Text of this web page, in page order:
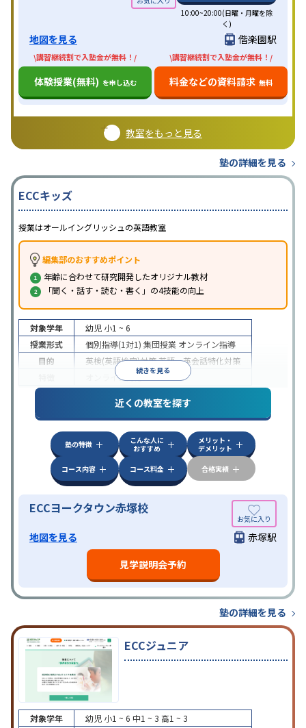
10:00~20:00(日曜・月曜を除
く)
地図を見る 偕楽園駅
\講習継続割で入塾金が無料！/
体験授業(無料) を申し込む
\講習継続割で入塾金が無料！/
料金などの資料請求 無料
教室をもっと見る
塾の詳細を見る
ECCキッズ
授業はオールイングリッシュの英語教室
編集部のおすすめポイント
年齢に合わせて研究開発したオリジナル教材
「聞く・話す・読む・書く」の4技能の向上
続きを見る
対象学年 幼児 小1 ~ 6
授業形式
個別指導(1対1) 集団授業 オンライン指導
目的
英検(英語検定)対策英語・英会話特化対策
オンライン対応
近くの教室を探す
塾の特徴
こんな人に
おすすめ
メリット・
デメリット
コース内容
コース料金 合格実績
ECCヨークタウン赤塚校
地図を見る
赤塚駅
見学説明会予約
塾の詳細を見る
ECCジュニア
対象学年 幼児 小1 ~ 6 中1 ~ 3 高1 ~ 3